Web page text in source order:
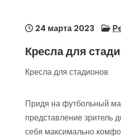
24 марта 2023
Кресла для
Кресла для стадионов
Придя на футбольный
представление зритель
себя максимально